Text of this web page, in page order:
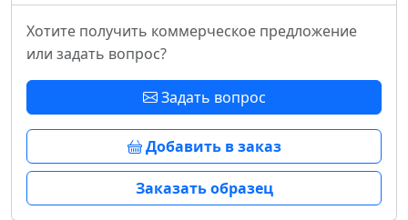
Хотите получить коммерческое предложение
или задать вопрос?
Задать вопрос
Добавить в заказ
Заказать образец